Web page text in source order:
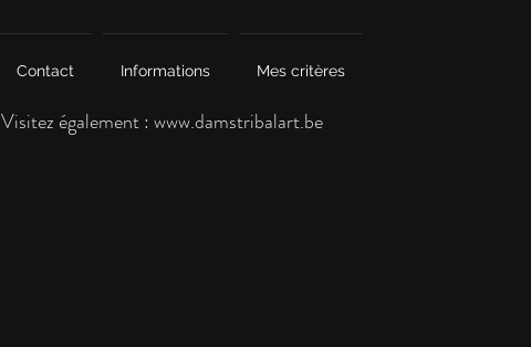
Contact Informations Mes critères
Visitez également : www.damstribalart.be